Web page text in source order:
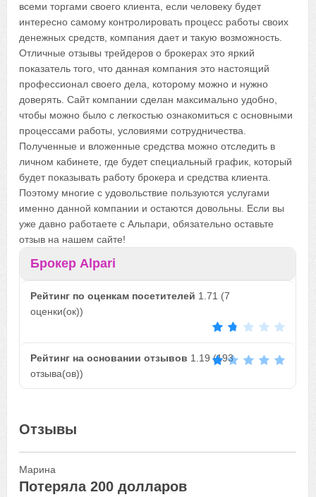
всеми торгами своего клиента, если человеку будет
интересно самому контролировать процесс работы своих
денежных средств, компания дает и такую возможность.
Отличные отзывы трейдеров о брокерах это яркий
показатель того, что данная компания это настоящий
профессионал своего дела, которому можно и нужно
доверять. Сайт компании сделан максимально удобно,
чтобы можно было с легкостью ознакомиться с основными
процессами работы, условиями сотрудничества.
Полученные и вложенные средства можно отследить в
личном кабинете, где будет специальный график, который
будет показывать работу брокера и средства клиента.
Поэтому многие с удовольствие пользуются услугами
именно данной компании и остаются довольны. Если вы
уже давно работаете с Альпари, обязательно оставьте
отзыв на нашем сайте!
Брокер Alpari
Рейтинг по оценкам посетителей 1.71 (7
оценки(ок))
Рейтинг на основании отзывов 1.19 (193
отзыва(ов))
Отзывы
Марина
Потеряла 200 долларов